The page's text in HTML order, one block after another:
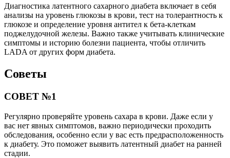
Диагностика латентного сахарного диабета включает в себя
анализы на уровень глюкозы в крови, тест на толерантность к
глюкозе и определение уровня антител к бета-клеткам
поджелудочной железы. Важно также учитывать клинические
симптомы и историю болезни пациента, чтобы отличить
LADA от других форм диабета.
Советы
СОВЕТ №1
Регулярно проверяйте уровень сахара в крови. Даже если у
вас нет явных симптомов, важно периодически проходить
обследования, особенно если у вас есть предрасположенность
к диабету. Это поможет выявить латентный диабет на ранней
стадии.